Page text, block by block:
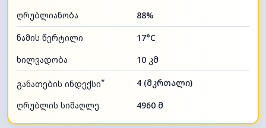
ღრუბლიანობა
88%
ნამის წერტილი
17°C
ხილვადობა
10 კმ
განათების ინდექსი* 4 (მკრთალი)
ღრუბლის სიმაღლე 4960 მ